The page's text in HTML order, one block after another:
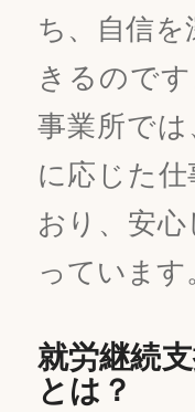
ち、自信
きるので
事業所で
に応じた
おり、安
っています。
就労継続
とは？